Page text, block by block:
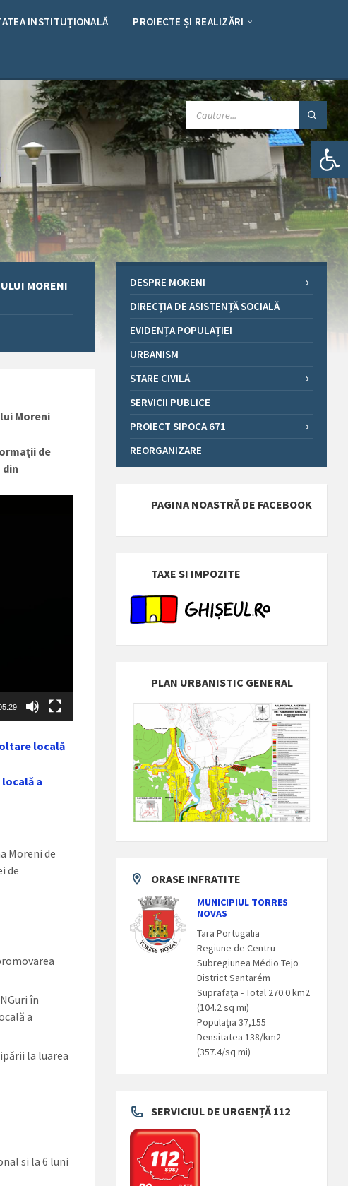
Deschide bara de unelte
INSTITUȚIONALĂ PROIECTE ȘI REALIZĂRI
CAUTARE:
MORENI
Moreni
de
din
locală
a
Moreni de
de
în
a
la luarea
si la 6 luni
DESPRE MORENI
DIRECȚIA DE ASISTENȚĂ SOCIALĂ
EVIDENȚA POPULAȚIEI
URBANISM
STARE CIVILĂ
SERVICII PUBLICE
PROIECT SIPOCA 671
REORGANIZARE
PAGINA NOASTRĂ DE FACEBOOK
TAXE SI IMPOZITE
PLAN URBANISTIC GENERAL
ORASE INFRATITE
MUNICIPIUL TORRES
NOVAS
Tara Portugalia
Regiune de Centru
Subregiunea Médio Tejo
District Santarém
Suprafaţa - Total 270.0 km2
(104.2 sq mi)
Populaţia 37,155
Densitatea 138/km2
(357.4/sq mi)
SERVICIUL DE URGENȚĂ 112